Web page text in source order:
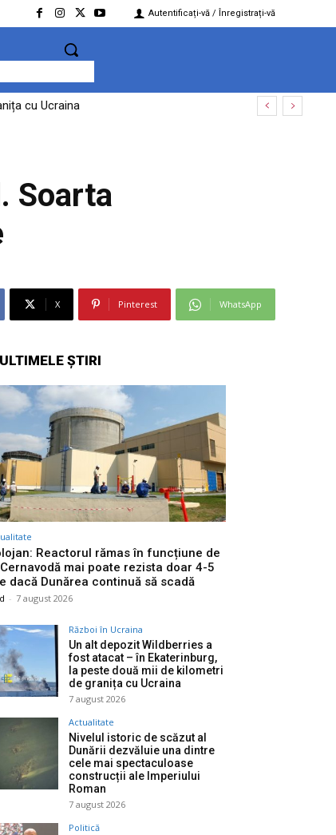
Autentificați-vă / Înregistrați-vă
cu Ucraina
Soarta
X Pinterest WhatsApp
ULTIMELE ȘTIRI
Reactorul rămas în funcțiune de
Cernavodă mai poate rezista doar 4-5
dacă Dunărea continuă să scadă
- 7 august 2026
Război în Ucraina
Un alt depozit Wildberries a
fost atacat – în Ekaterinburg,
la peste două mii de kilometri
de granița cu Ucraina
7 august 2026
Actualitate
Nivelul istoric de scăzut al
Dunării dezvăluie una dintre
cele mai spectaculoase
construcții ale Imperiului
Roman
7 august 2026
Politică